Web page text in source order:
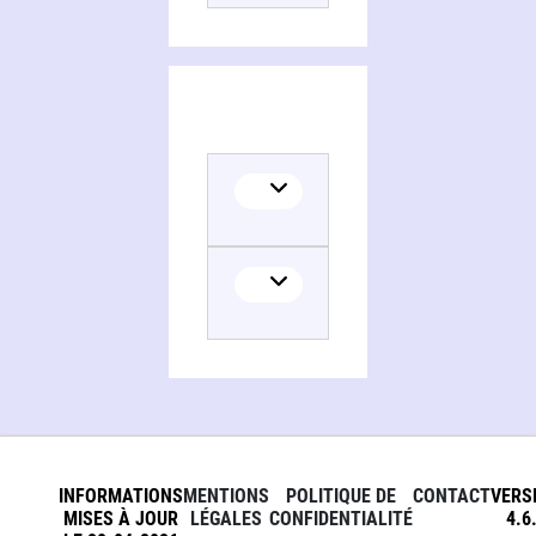
INFORMATIONS
MISES À JOUR
MENTIONS
LÉGALES
POLITIQUE DE
CONFIDENTIALITÉ
CONTACT